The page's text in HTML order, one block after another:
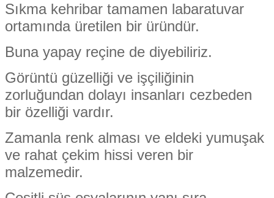
Sıkma kehribar tamamen labaratuvar
ortamında üretilen bir üründür.
Buna yapay reçine de diyebiliriz.
Görüntü güzelliği ve işçiliğinin
zorluğundan dolayı insanları cezbeden
bir özelliği vardır.
Zamanla renk alması ve eldeki yumuşak
ve rahat çekim hissi veren bir
malzemedir.